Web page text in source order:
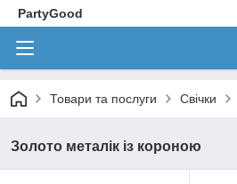
PartyGood
Товари та послуги Свічки
Золото металік із короною